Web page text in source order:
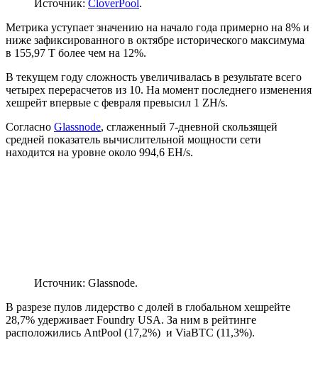
Источник: CloverPool .
Метрика уступает значению на начало года примерно на 8% и
ниже зафиксированного в октябре исторического максимума
в 155,97 Т более чем на 12%.
В текущем году сложность увеличивалась в результате всего
четырех перерасчетов из 10. На момент последнего изменения
хешрейт впервые с февраля превысил 1 ZH/s.
Согласно Glassnode, сглаженный 7-дневной скользящей
средней показатель вычислительной мощности сети
находится на уровне около 994,6 EH/s.
Источник: Glassnode.
В разрезе пулов лидерство с долей в глобальном хешрейте
28,7% удерживает Foundry USA. За ним в рейтинге
расположились AntPool (17,2%) и ViaBTC (11,3%).